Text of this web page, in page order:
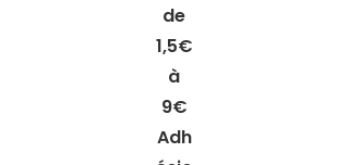
de
1,5€
à
9€
Adh